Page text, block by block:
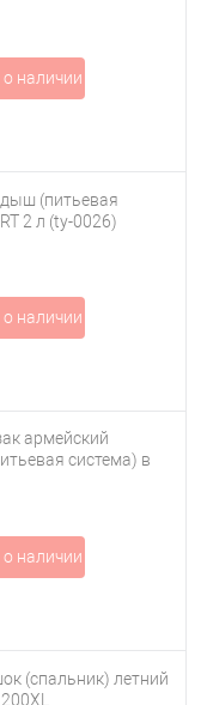
наличии
(питьевая
2 л (ty-0026)
наличии
армейский
система) в
0025)
наличии
(спальник) летний